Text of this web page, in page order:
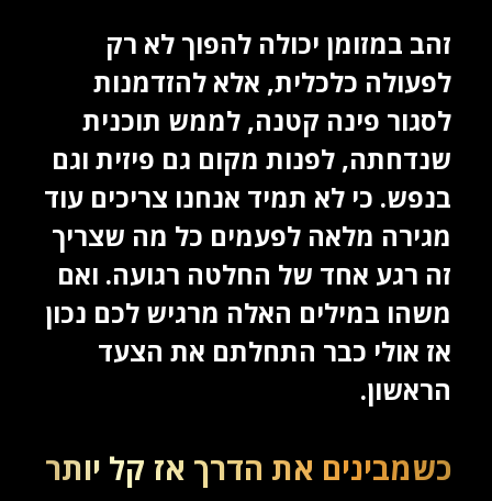
זהב במזומן יכולה להפוך לא רק
לפעולה כלכלית, אלא להזדמנות
לסגור פינה קטנה, לממש תוכנית
שנדחתה, לפנות מקום גם פיזית וגם
בנפש. כי לא תמיד אנחנו צריכים עוד
מגירה מלאה לפעמים כל מה שצריך
זה רגע אחד של החלטה רגועה. ואם
משהו במילים האלה מרגיש לכם נכון
אז אולי כבר התחלתם את הצעד
הראשון.
כשמבינים את הדרך אז קל יותר